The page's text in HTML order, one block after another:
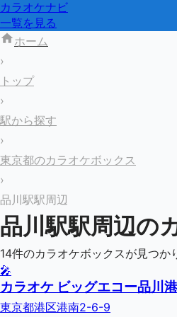
カラオケナビ
一覧を見る
ホーム
›
トップ
›
駅から探す
›
東京都のカラオケボックス
›
品川駅駅周辺
品川駅駅周辺の
14件のカラオケボックスが見つか
🎤
カラオケ ビッグエコー品川
東京都港区港南2-6-9